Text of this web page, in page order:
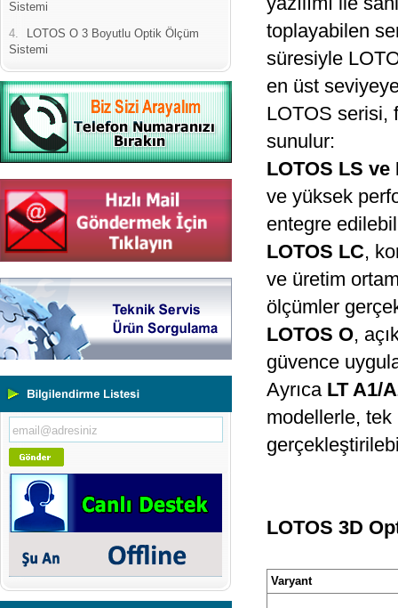
Sistemi
4.
LOTOS O 3 Boyutlu Optik Ölçüm
Sistemi
Yeni Binamıza TAŞINDIK
Portatif ve Tezgah Tipi Sertlik
Ölçüm Cihazları
Kaplama Kalınlığı Ölçüm
Cihazları
Ultrasonik Kalınlık Ölçüm
Cihazları
Cihazları
Vİbrasyon Test Cihazları
Mikroskoplar
Profil Projektörler
Video Ölçüm Sistemleri
3 Boyutlu Ölçüm Cihazları
Çekme Kopma Test Cihazları
Beton Test Cihazları
Plastik Test Cihazları
toplayabilen
süresiyle
en üst
LOTOS serisi,
sunulur:
LOTOS LS ve
ve yüksek
entegre
LOTOS LC,
ve üretim
ölçümler
LOTOS O,
güvence
Ayrıca LT A1/
modellerle, tek
LOTOS 3D
Varyant